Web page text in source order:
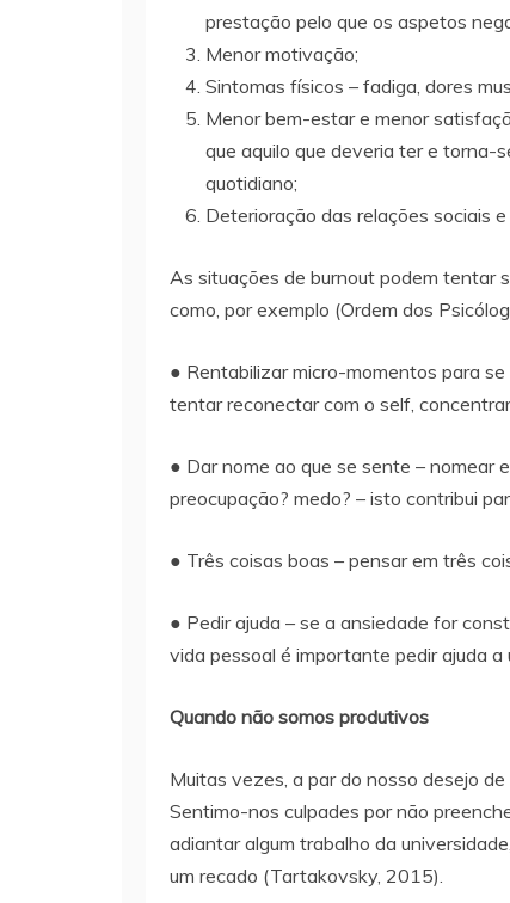
prestação pelo que os aspetos
Menor motivação;
Sintomas físicos – fadiga, dores
Menor bem-estar e menor
que aquilo que deveria ter e torna-
quotidiano;
Deterioração das relações sociais
As situações de burnout podem tentar
como, por exemplo (Ordem dos
● Rentabilizar micro-momentos para
tentar reconectar com o self,
● Dar nome ao que se sente – nomear
preocupação? medo? – isto contribui
● Três coisas boas – pensar em três
● Pedir ajuda – se a ansiedade for
vida pessoal é importante pedir ajuda a
Quando não somos produtivos
Muitas vezes, a par do nosso desejo
Sentimo-nos culpades por não
adiantar algum trabalho da
um recado (Tartakovsky, 2015).